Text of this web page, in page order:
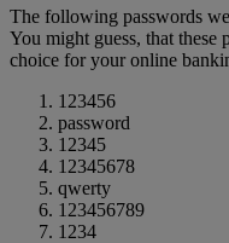
The following passwords
You might guess, that these
choice for your online
123456
password
12345
12345678
qwerty
123456789
1234